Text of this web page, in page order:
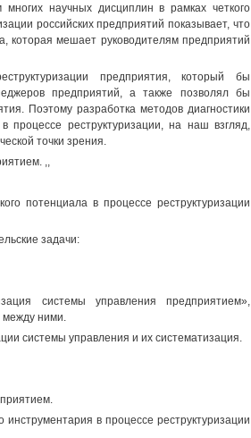
научных дисциплин в рамках четкого
российских предприятий показывает, что
которая мешает руководителям предприятий
предприятия, который бы
предприятий, а также позволял бы
Поэтому разработка методов диагностики
процессе реструктуризации, на наш взгляд,
точки зрения.
,,
потенциала в процессе реструктуризации
задачи:
системы управления предприятием»,
между ними.
системы управления и их систематизация.
инструментария в процессе реструктуризации